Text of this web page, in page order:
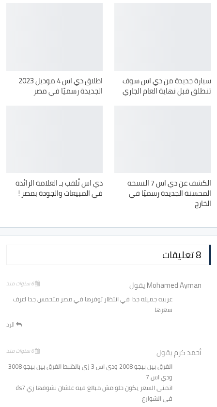
سيارة جديدة من دي اس سوف
تنطلق قبل نهاية العام الجاري
اطلاق دي اس 4 موديل 2023
الجديدة رسميًا في مصر
الكشف عن دي اس 7 النسخة
المحسنة الجديدة رسميًا في
الخارج
دي اس تُلقب بـ العلامة الرائدة
في المبيعات والجودة بمصر !
8 تعليقات
Mohamed Aymanيقول 6 سنوات منذ
عربيه جميله جدا في انتظار توفرها في مصر متحمس جدا اعرف
سعرها
الرد
أحمد كرميقول 6 سنوات منذ
الفرق بين بيجو 2008 ودي اس 3 زي بالظبط الفرق بين بيجو 3008
ودي اس 7
اتمنى السعر يكون حلو مش مبالغ فيه علشان نشوفها زي ds7
في الشوارع